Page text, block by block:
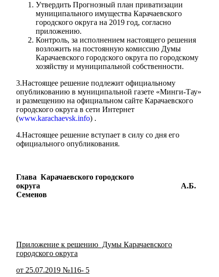
Утвердить Прогнозный план приватизации
муниципального имущества Карачаевского
городского округа на 2019 год, согласно
приложению.
Контроль, за исполнением настоящего решения
возложить на постоянную комиссию Думы
Карачаевского городского округа по городскому
хозяйству и муниципальной собственности.
3.Настоящее решение подлежит официальному
опубликованию в муниципальной газете «Минги-Тау»
и размещению на официальном сайте Карачаевского
городского округа в сети Интернет
(www.karachaevsk.info) .
4.Настоящее решение вступает в силу со дня его
официального опубликования.
Глава Карачаевского городского
округа А.Б.
Семенов
Приложение к решению Думы Карачаевского
городского округа
от 25.07.2019 №116- 5